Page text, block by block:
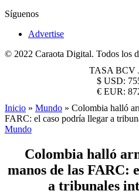
Síguenos
Advertise
© 2022 Caraota Digital. Todos los
TASA BCV
$ USD:
€ EUR:
Inicio » Mundo » Colombia halló
FARC: el caso podría llegar a
Mundo
Colombia halló
manos de las FARC:
a tribunales